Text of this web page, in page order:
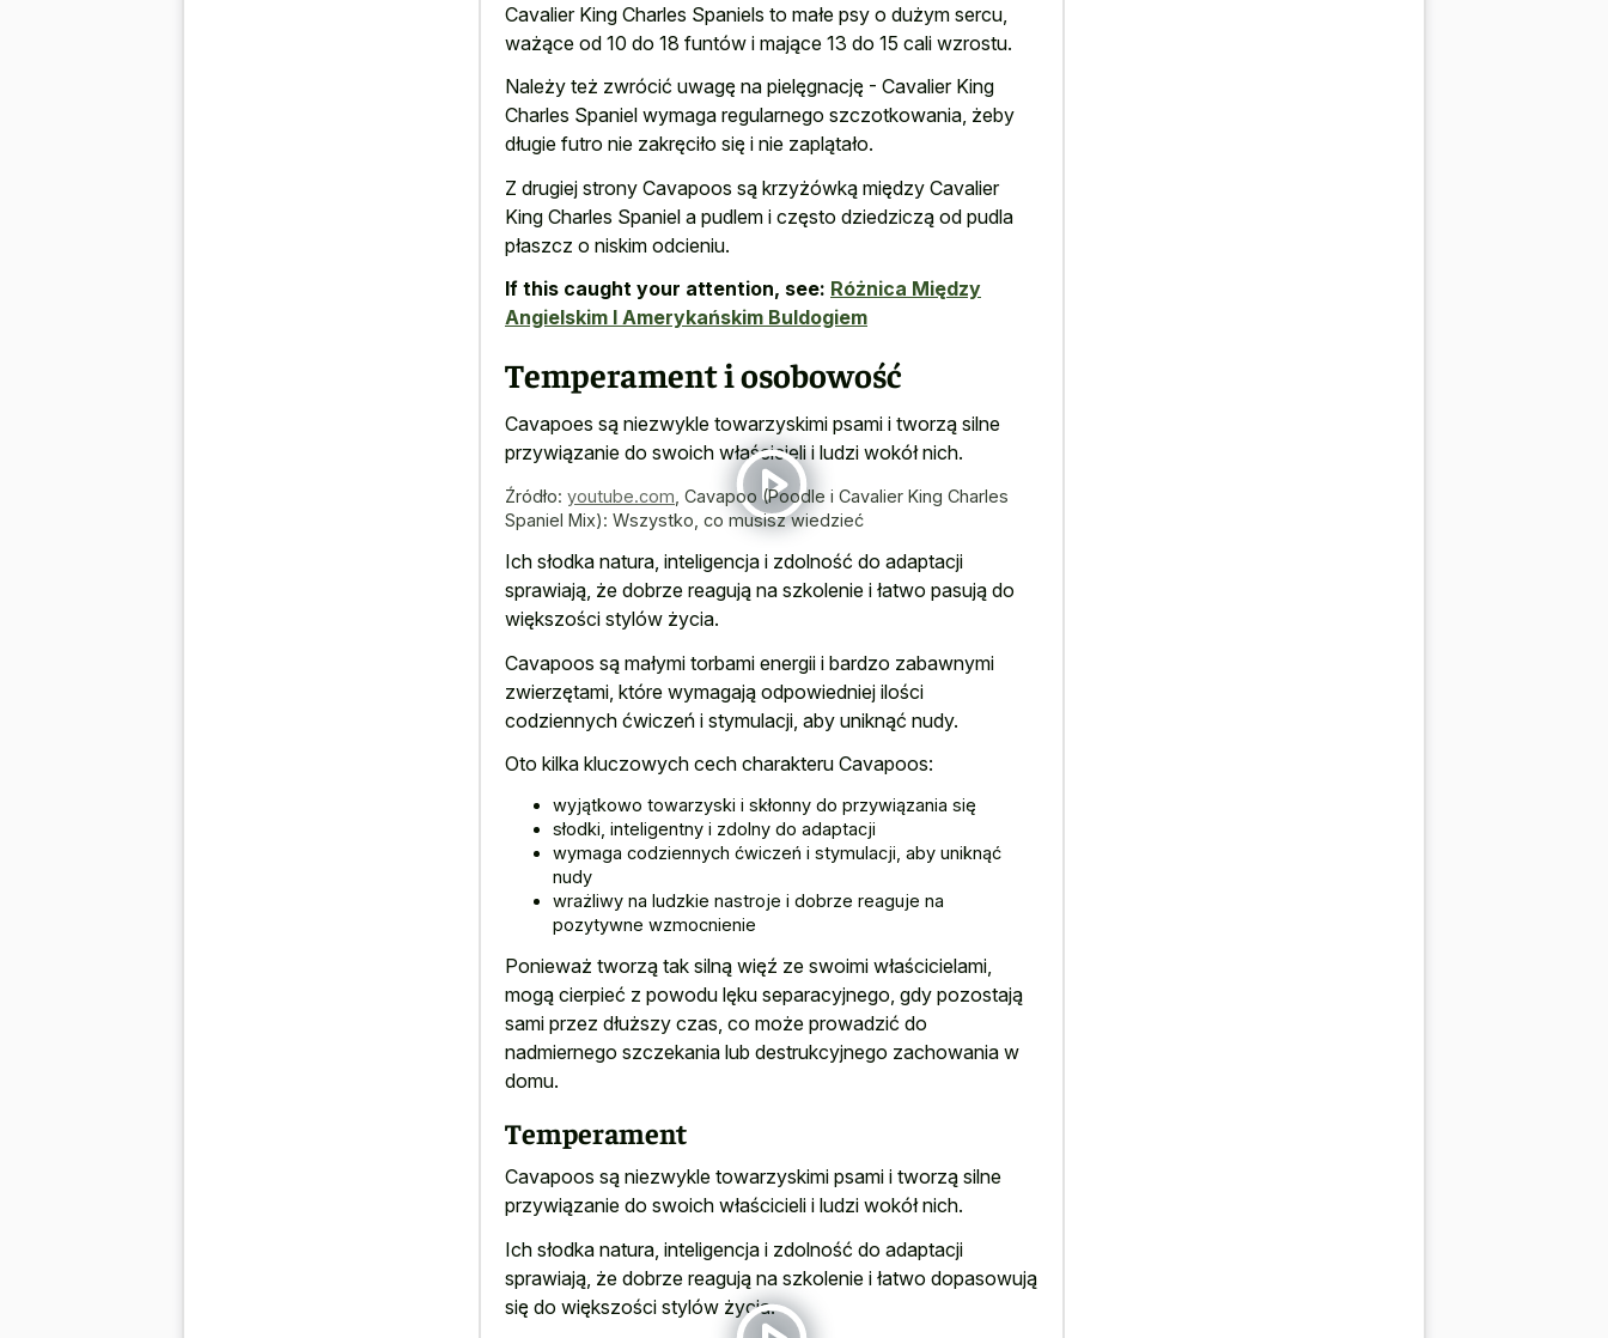
Cavalier King Charles Spaniels to małe psy o dużym sercu,
ważące od 10 do 18 funtów i mające 13 do 15 cali wzrostu.
Należy też zwrócić uwagę na pielęgnację - Cavalier King
Charles Spaniel wymaga regularnego szczotkowania, żeby
długie futro nie zakręciło się i nie zaplątało.
Z drugiej strony Cavapoos są krzyżówką między Cavalier
King Charles Spaniel a pudlem i często dziedziczą od pudla
płaszcz o niskim odcieniu.
If this caught your attention, see: Różnica Między
Angielskim I Amerykańskim Buldogiem
Temperament i osobowość
Cavapoes są niezwykle towarzyskimi psami i tworzą silne
przywiązanie do swoich właścicieli i ludzi wokół nich.
Źródło: youtube.com Cavapoo (Poodle i Cavalier King Charles
Spaniel Mix): Wszystko, co musisz wiedzieć
Ich słodka natura, inteligencja i zdolność do adaptacji
sprawiają, że dobrze reagują na szkolenie i łatwo pasują do
większości stylów życia.
Cavapoos są małymi torbami energii i bardzo zabawnymi
zwierzętami, które wymagają odpowiedniej ilości
codziennych ćwiczeń i stymulacji, aby uniknąć nudy.
Oto kilka kluczowych cech charakteru Cavapoos:
wyjątkowo towarzyski i skłonny do przywiązania się
słodki, inteligentny i zdolny do adaptacji
wymaga codziennych ćwiczeń i stymulacji, aby uniknąć
nudy
wrażliwy na ludzkie nastroje i dobrze reaguje na
pozytywne wzmocnienie
Ponieważ tworzą tak silną więź ze swoimi właścicielami,
mogą cierpieć z powodu lęku separacyjnego, gdy pozostają
sami przez dłuższy czas, co może prowadzić do
nadmiernego szczekania lub destrukcyjnego zachowania w
domu.
Temperament
Cavapoos są niezwykle towarzyskimi psami i tworzą silne
przywiązanie do swoich właścicieli i ludzi wokół nich.
Ich słodka natura, inteligencja i zdolność do adaptacji
sprawiają, że dobrze reagują na szkolenie i łatwo dopasowują
się do większości stylów życia.